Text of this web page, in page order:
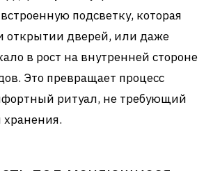
подсветку, которая
открытии дверей, или даже
в рост на внутренней стороне
Это превращает процесс
ритуал, не требующий